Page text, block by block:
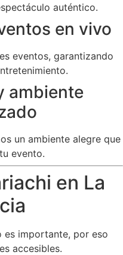
auténtico.
en vivo
eventos, garantizando
ambiente
un ambiente alegre que
evento.
en La
es importante, por eso
accesibles.